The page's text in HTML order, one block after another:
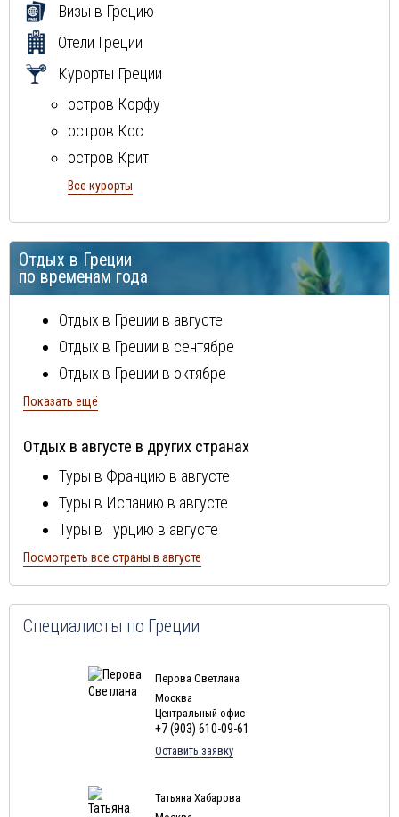
Визы в Грецию
Отели Греции
Курорты Греции
остров Корфу
остров Кос
остров Крит
остров Родос
п-ов Ситония
полуостров Пелопоннес
Все курорты
Отдых в Греции
по временам года
Отдых в Греции в августе
Отдых в Греции в сентябре
Отдых в Греции в октябре
Отдых в Греции в ноябре
Отдых в Греции в апреле
Отдых в Греции в мае
Отдых в Греции в июне
Отдых в Греции в июле
Показать ещё
Отдых в августе в других странах
Туры в Францию в августе
Туры в Испанию в августе
Туры в Турцию в августе
Туры в Болгарию в августе
Туры в Португалию в августе
Туры в Италию в августе
Туры в Египет в августе
Туры в Кипр в августе
Туры в Швейцарию в августе
Туры в ОАЭ в августе
Туры в Мальту в августе
Туры в Индонезию в августе
Посмотреть все страны в августе
Специалисты по Греции
Перова Светлана
Москва
Центральный офис
+7 (903) 610-09-61
Оставить заявку
Татьяна Хабарова